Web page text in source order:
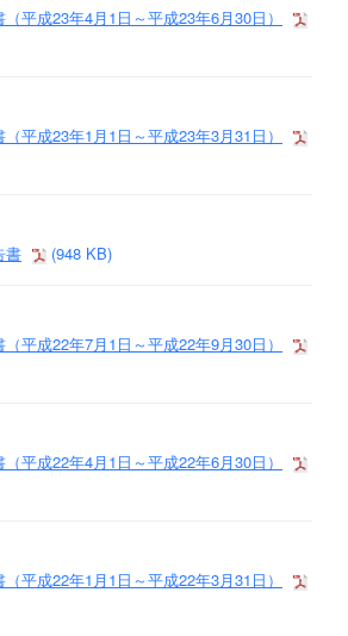
平成23年4月1日～平成23年6月30日）
平成23年1月1日～平成23年3月31日）
書
(948 KB)
平成22年7月1日～平成22年9月30日）
平成22年4月1日～平成22年6月30日）
平成22年1月1日～平成22年3月31日）